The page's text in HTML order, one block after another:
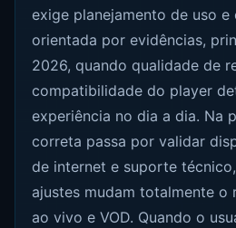
exige planejamento de uso
orientada por evidências,
2026, quando qualidade de
compatibilidade do player
experiência no dia a dia. Na
correta passa por validar
de internet e suporte
ajustes mudam totalmente o
ao vivo e VOD. Quando o